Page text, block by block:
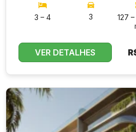
3 – 4 3
127
VER DETALHES